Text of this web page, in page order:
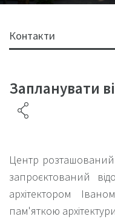
Контакти
Запланувати
Центр розташований
запроєктований
архітектором
пам'яткою